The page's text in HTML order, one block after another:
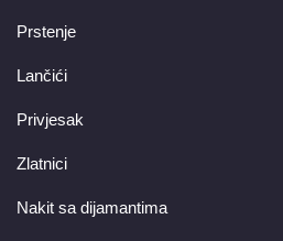
Prstenje
Lančići
Privjesak
Zlatnici
Nakit sa dijamantima